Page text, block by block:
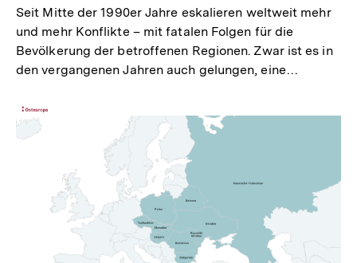
Seit Mitte der 1990er Jahre eskalieren weltweit mehr
und mehr Konflikte – mit fatalen Folgen für die
Bevölkerung der betroffenen Regionen. Zwar ist es in
den vergangenen Jahren auch gelungen, eine…